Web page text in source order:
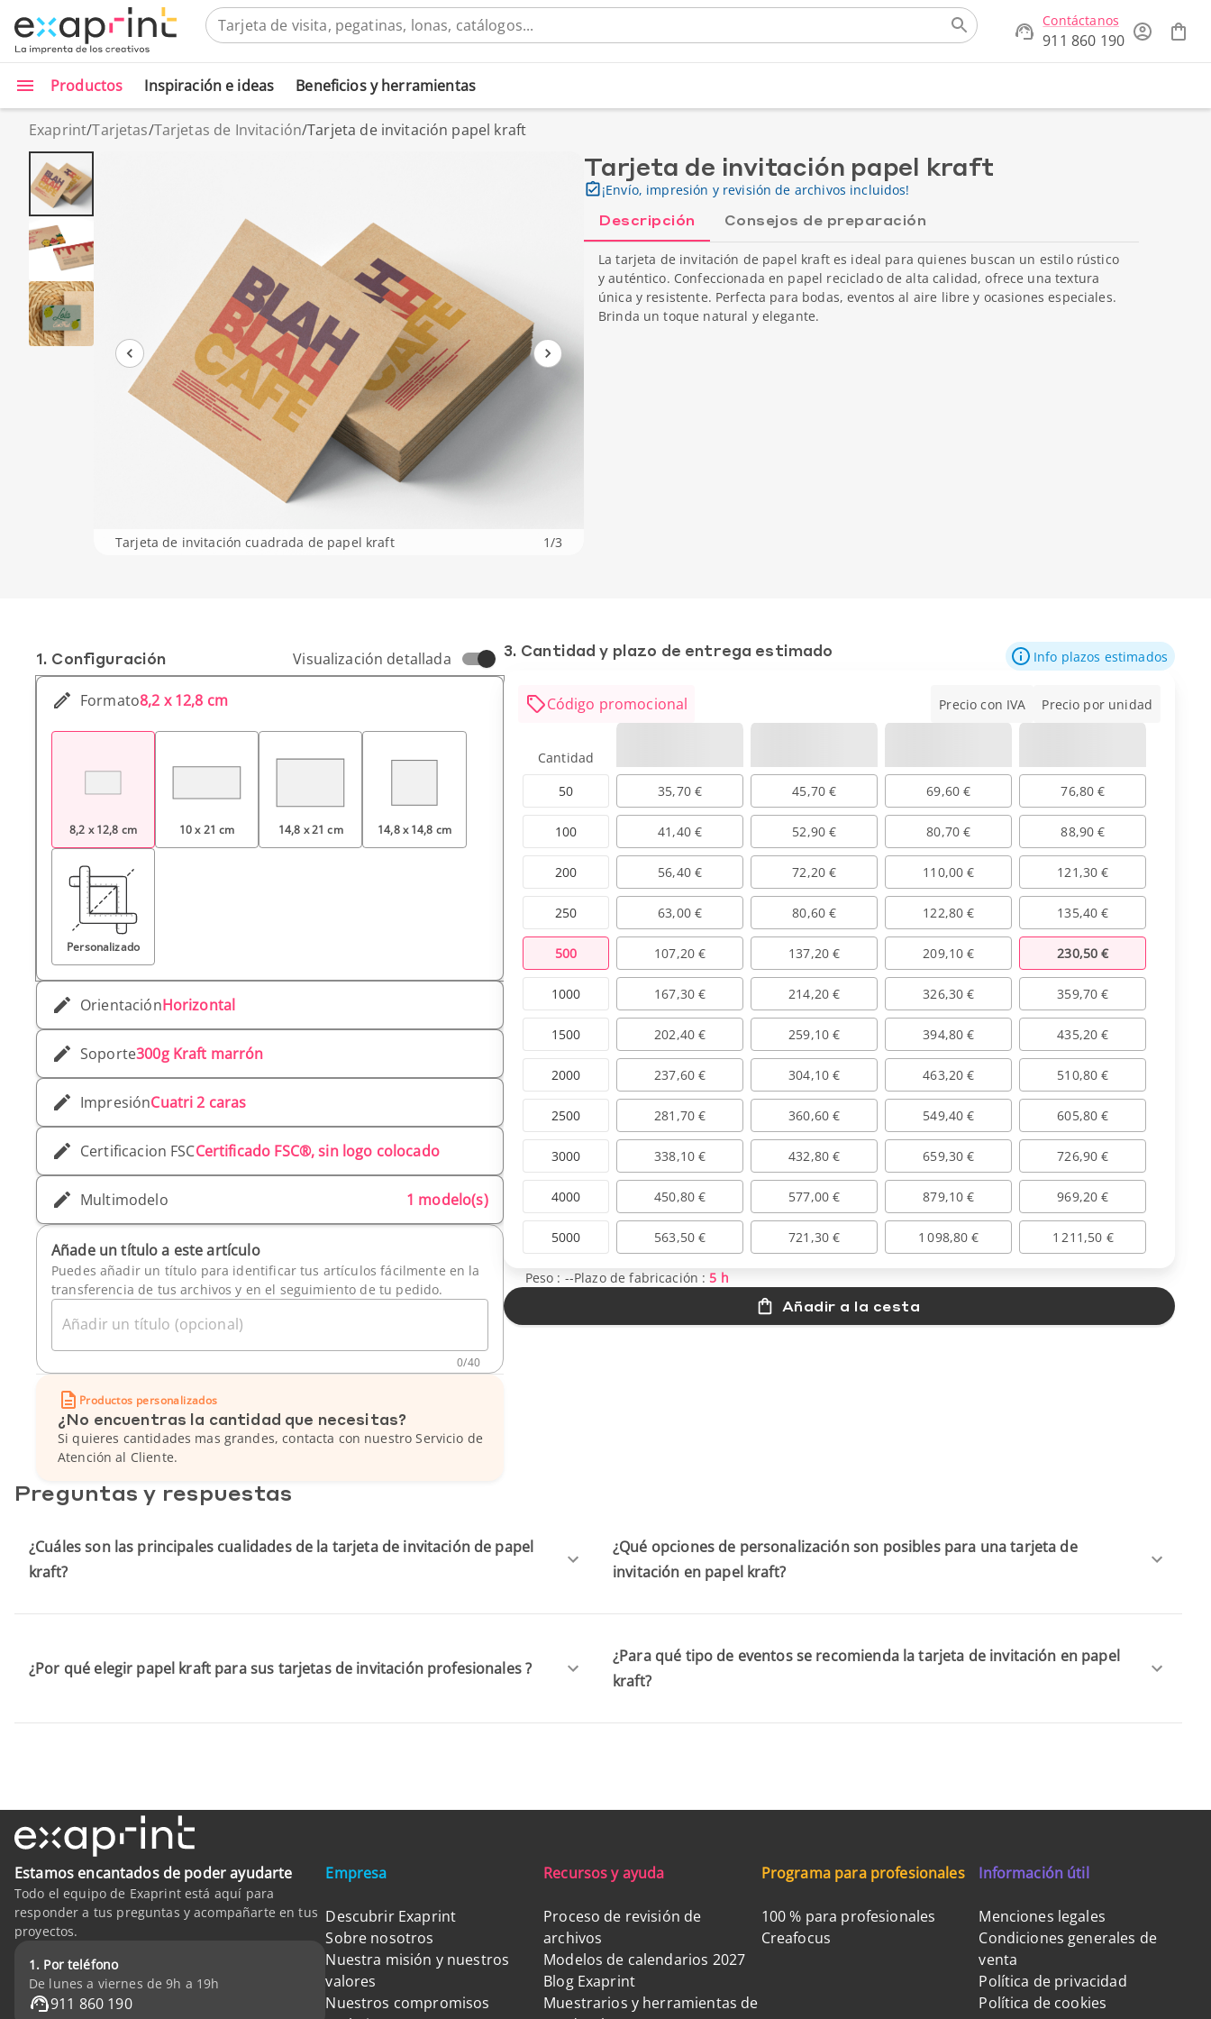
Contáctanos
911 860 190
Productos Inspiración e ideas Beneficios y herramientas
Exaprint/Tarjetas/Tarjetas de Invitación/Tarjeta de invitación papel kraft
Tarjeta de invitación cuadrada de papel kraft 1/3
Tarjeta de invitación papel kraft
¡Envío, impresión y revisión de archivos incluidos!
Descripción Consejos de preparación
La tarjeta de invitación de papel kraft es ideal para quienes buscan un estilo rústico
y auténtico. Confeccionada en papel reciclado de alta calidad, ofrece una textura
única y resistente. Perfecta para bodas, eventos al aire libre y ocasiones especiales.
Brinda un toque natural y elegante.
1. Conf­iguración Visualización detallada
Formato8,2 x 12,8 cm
8,2 x 12,8 cm 10 x 21 cm 14,8 x 21 cm 14,8 x 14,8 cm
Personalizado
OrientaciónHorizontal
Soporte300g Kraft marrón
ImpresiónCuatri 2 caras
Certificacion FSCCertificado FSC®, sin logo colocado
Multimodelo 1 modelo(s)
Añade un título a este artículo
Puedes añadir un título para identificar tus artículos fácilmente en la
transferencia de tus archivos y en el seguimiento de tu pedido.
Añadir un título (opcional)
0/40
Productos personalizados
¿No encuentras la cantidad que necesitas?
Si quieres cantidades mas grandes, contacta con nuestro Servicio de
Atención al Cliente.
3. Cantidad y plazo de entrega estimado Info plazos estimados
Código promocional Precio con IVA Precio por unidad
Cantidad
50
100
200
250
500
1000
1500
2000
2500
3000
4000
5000
35,70 € 45,70 € 69,60 € 76,80 €
41,40 € 52,90 € 80,70 € 88,90 €
56,40 € 72,20 € 110,00 € 121,30 €
63,00 € 80,60 € 122,80 € 135,40 €
107,20 € 137,20 € 209,10 € 230,50 €
167,30 € 214,20 € 326,30 € 359,70 €
202,40 € 259,10 € 394,80 € 435,20 €
237,60 € 304,10 € 463,20 € 510,80 €
281,70 € 360,60 € 549,40 € 605,80 €
338,10 € 432,80 € 659,30 € 726,90 €
450,80 € 577,00 € 879,10 € 969,20 €
563,50 € 721,30 € 1 098,80 € 1 211,50 €
Peso : --Plazo de fabricación : 5 h
Añadir a la cesta
Preguntas y respuestas
¿Cuáles son las principales cualidades de la tarjeta de invitación de papel
kraft?
¿Por qué elegir papel kraft para sus tarjetas de invitación profesionales ?
¿Qué opciones de personalización son posibles para una tarjeta de
invitación en papel kraft?
¿Para qué tipo de eventos se recomienda la tarjeta de invitación en papel
kraft?
Estamos encantados de poder ayudarte
Todo el equipo de Exaprint está aquí para
responder a tus preguntas y acompañarte en tus
proyectos.
1. Por teléfono
De lunes a viernes de 9h a 19h
911 860 190
Empresa
Descubrir Exaprint
Sobre nosotros
Nuestra misión y nuestros
valores
Nuestros compromisos
Recursos y ayuda
Proceso de revisión de
archivos
Modelos de calendarios 2027
Blog Exaprint
Muestrarios y herramientas de
Programa para profesionales
100 % para profesionales
Creafocus
Información útil
Menciones legales
Condiciones generales de
venta
Política de privacidad
Política de cookies